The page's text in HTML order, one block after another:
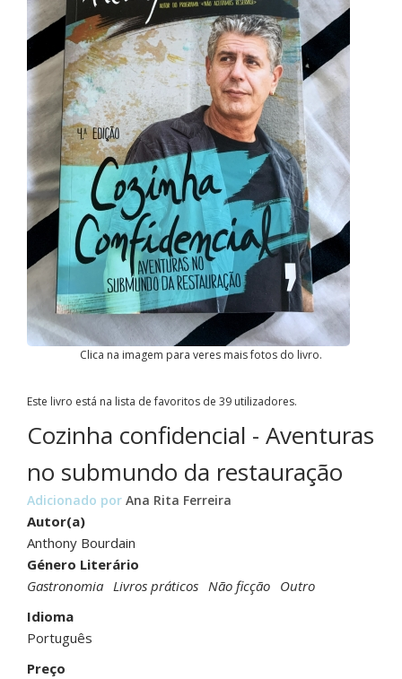
Clica na imagem para veres mais fotos do livro.
Este livro está na lista de favoritos de 39 utilizadores.
Cozinha confidencial - Aventuras
no submundo da restauração
Adicionado por Ana Rita Ferreira
Autor(a)
Anthony Bourdain
Género Literário
Gastronomia Livros práticos Não ficção Outro
Idioma
Português
Preço